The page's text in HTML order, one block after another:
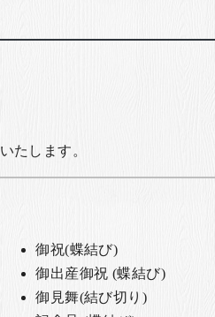
たします。
御祝(蝶結び)
御出産御祝 (蝶結び)
御見舞(結び切り)